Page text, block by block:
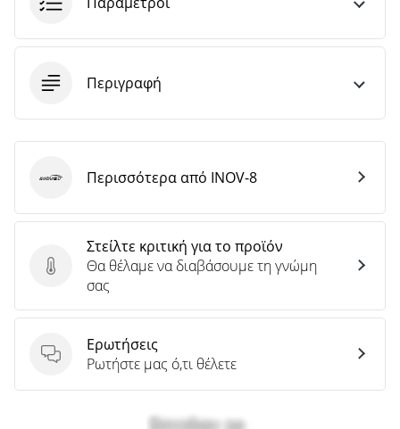
Περιγραφή
Στείλτε κριτική για το προϊόν
Στείλτε κριτική για το προϊόν
Θα θέλαμε να διαβάσουμε τη γνώμη
σας
Ερωτήσεις
Ερωτήσεις
Ρωτήστε μας ό,τι θέλετε
INOV-8Περισσότερα από INOV-8